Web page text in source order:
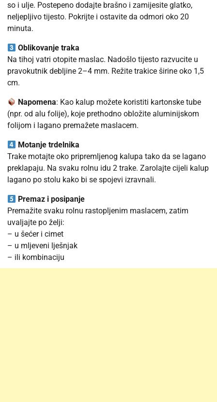
so i ulje. Postepeno dodajte brašno i zamijesite glatko,
neljepljivo tijesto. Pokrijte i ostavite da odmori oko 20
minuta.
Oblikovanje traka
Na tihoj vatri otopite maslac. Nadošlo tijesto razvucite u
pravokutnik debljine 2–4 mm. Režite trakice širine oko 1,5
cm.
Napomena: Kao kalup možete koristiti kartonske tube
(npr. od alu folije), koje prethodno obložite aluminijskom
folijom i lagano premažete maslacem.
Motanje trdelnika
Trake motajte oko pripremljenog kalupa tako da se lagano
preklapaju. Na svaku rolnu idu 2 trake. Zarolajte cijeli kalup
lagano po stolu kako bi se spojevi izravnali.
Premaz i posipanje
Premažite svaku rolnu rastopljenim maslacem, zatim
uvaljajte po želji:
– u šećer i cimet
– u mljeveni lješnjak
– ili kombinaciju